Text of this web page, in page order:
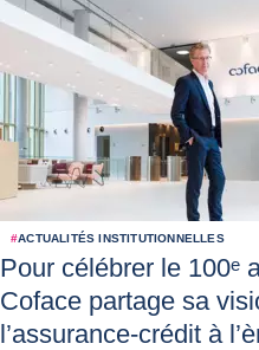
#ACTUALITÉS INSTITUTIONNELLES
Pour célébrer le 100ᵉ
Coface partage sa
l’assurance-crédit à